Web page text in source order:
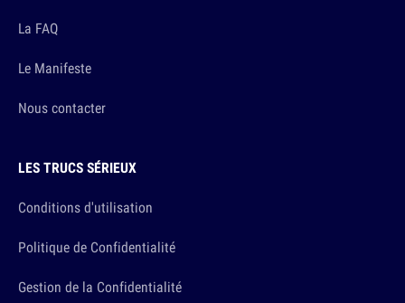
La FAQ
Le Manifeste
Nous contacter
LES TRUCS SÉRIEUX
Conditions d'utilisation
Politique de Confidentialité
Gestion de la Confidentialité